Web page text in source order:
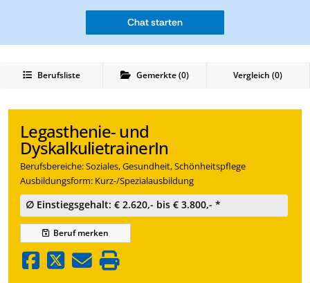
Chat starten
Berufsliste Gemerkte(0) Vergleich (0)
Legasthenie- und
DyskalkulietrainerIn
Berufsbereiche: Soziales, Gesundheit, Schönheitspflege
Ausbildungsform: Kurz-/Spezialausbildung
∅ Einstiegsgehalt: € 2.620,- bis € 3.800,- *
Berufmerken